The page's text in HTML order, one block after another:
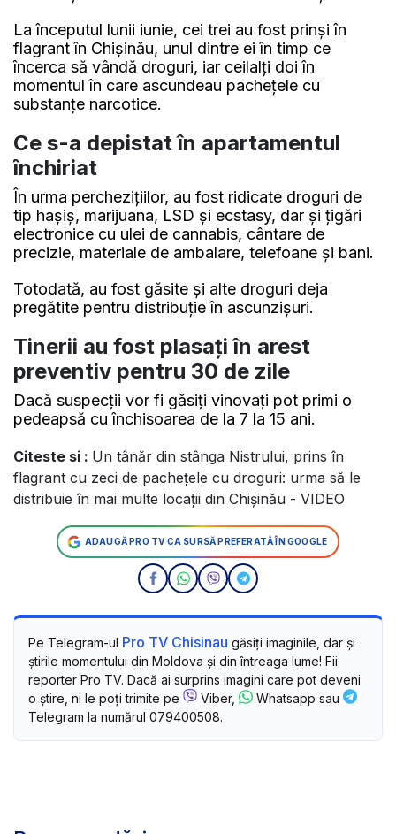
La începutul lunii iunie, cei trei au fost prinși în
flagrant în Chișinău, unul dintre ei în timp ce
încerca să vândă droguri, iar ceilalți doi în
momentul în care ascundeau pachețele cu
substanțe narcotice.
Ce s-a depistat în apartamentul
închiriat
În urma perchezițiilor, au fost ridicate droguri de
tip hașiș, marijuana, LSD și ecstasy, dar și țigări
electronice cu ulei de cannabis, cântare de
precizie, materiale de ambalare, telefoane și bani.
Totodată, au fost găsite și alte droguri deja
pregătite pentru distribuție în ascunzișuri.
Tinerii au fost plasați în arest
preventiv pentru 30 de zile
Dacă suspecții vor fi găsiți vinovați pot primi o
pedeapsă cu închisoarea de la 7 la 15 ani.
Citeste si : Un tânăr din stânga Nistrului, prins în
flagrant cu zeci de pachețele cu droguri: urma să le
distribuie în mai multe locații din Chișinău - VIDEO
ADAUGĂ PRO TV CA SURSĂ PREFERATĂ ÎN GOOGLE
Pe Telegram-ul Pro TV Chisinau găsiți imaginile, dar și
știrile momentului din Moldova și din întreaga lume! Fii
reporter Pro TV. Dacă ai surprins imagini care pot deveni
o știre, ni le poți trimite pe
Viber,
Whatsapp sau
Telegram la numărul 079400508.